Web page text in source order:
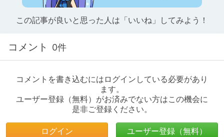
この記事が良いと思った人は「いいね」してみよう！
コメント 0件
コメントを書き込むにはログインしている必要があり
ます。
ユーザー登録（無料）がお済みでない方はこの機会に
是非ご登録ください。
ログイン ユーザー登録（無料）